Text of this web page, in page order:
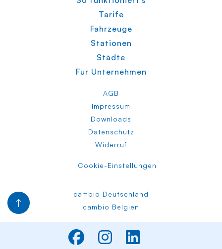
Tarife
Fahrzeuge
Stationen
Städte
Für Unternehmen
AGB
Impressum
Downloads
Datenschutz
Widerruf
Cookie-Einstellungen
cambio Deutschland
cambio Belgien